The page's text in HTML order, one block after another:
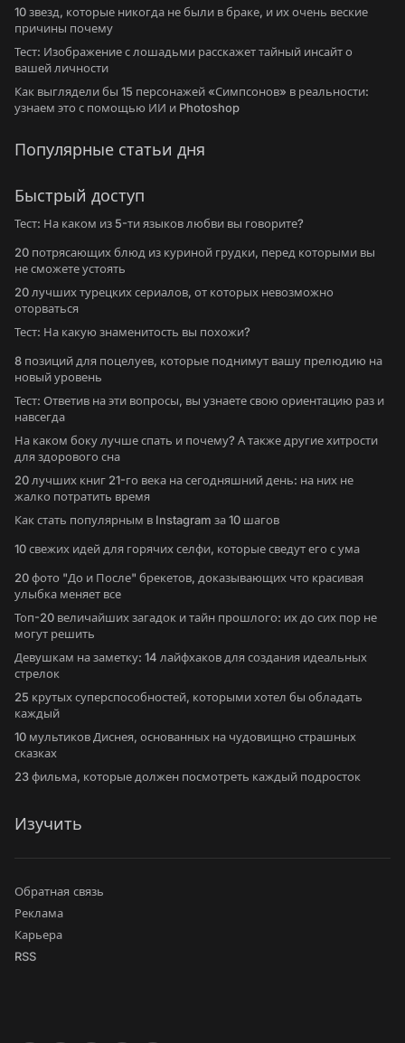
10 звезд, которые никогда не были в браке, и их очень веские
причины почему
Тест: Изображение с лошадьми расскажет тайный инсайт о
вашей личности
Как выглядели бы 15 персонажей «Симпсонов» в реальности:
узнаем это с помощью ИИ и Photoshop
Популярные статьи дня
Быстрый доступ
Тест: На каком из 5-ти языков любви вы говорите?
20 потрясающих блюд из куриной грудки, перед которыми вы
не сможете устоять
20 лучших турецких сериалов, от которых невозможно
оторваться
Тест: На какую знаменитость вы похожи?
8 позиций для поцелуев, которые поднимут вашу прелюдию на
новый уровень
Тест: Ответив на эти вопросы, вы узнаете свою ориентацию раз и
навсегда
На каком боку лучше спать и почему? А также другие хитрости
для здорового сна
20 лучших книг 21-го века на сегодняшний день: на них не
жалко потратить время
Как стать популярным в Instagram за 10 шагов
10 свежих идей для горячих селфи, которые сведут его с ума
20 фото "До и После" брекетов, доказывающих что красивая
улыбка меняет все
Топ-20 величайших загадок и тайн прошлого: их до сих пор не
могут решить
Девушкам на заметку: 14 лайфхаков для создания идеальных
стрелок
25 крутых суперспособностей, которыми хотел бы обладать
каждый
10 мультиков Диснея, основанных на чудовищно страшных
сказках
23 фильма, которые должен посмотреть каждый подросток
Изучить
Обратная связь
Реклама
Карьера
RSS